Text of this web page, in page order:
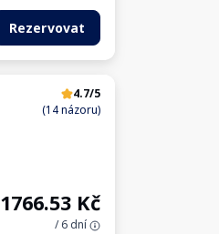
Rezervovat
4.7/5
(14 názoru)
1766.53 Kč
/ 6 dní